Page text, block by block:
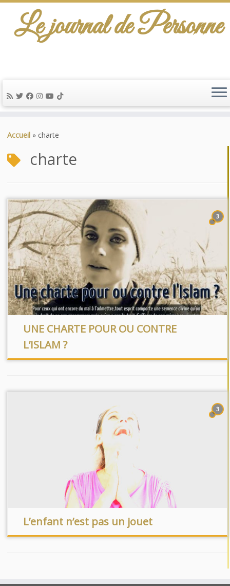
au
Le journal de Personne
Accueil » charte
charte
3
UNE CHARTE POUR OU CONTRE
L’ISLAM ?
3
L’enfant n’est pas un jouet